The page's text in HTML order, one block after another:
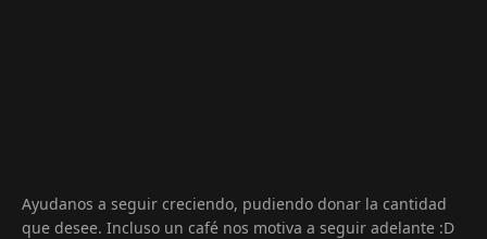
Ayudanos a seguir creciendo, pudiendo donar la cantidad
que desee. Incluso un café nos motiva a seguir adelante :D